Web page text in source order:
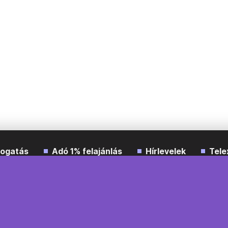
Adó 1% felajánlás Hírlevelek